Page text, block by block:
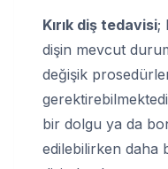
Kırık diş tedavisi;
dişin mevcut
değişik
bir dolgu ya da
edilebilirken daha